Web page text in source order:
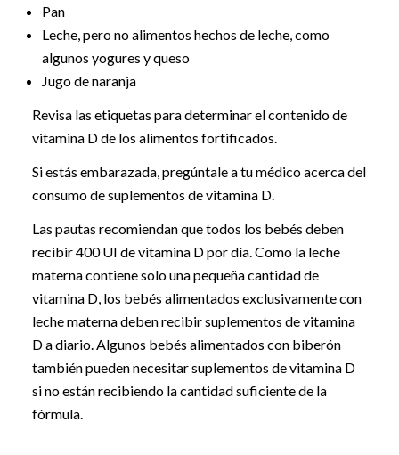
Pan
Leche, pero no alimentos hechos de leche, como
algunos yogures y queso
Jugo de naranja
Revisa las etiquetas para determinar el contenido de
vitamina D de los alimentos fortificados.
Si estás embarazada, pregúntale a tu médico acerca del
consumo de suplementos de vitamina D.
Las pautas recomiendan que todos los bebés deben
recibir 400 UI de vitamina D por día. Como la leche
materna contiene solo una pequeña cantidad de
vitamina D, los bebés alimentados exclusivamente con
leche materna deben recibir suplementos de vitamina
D a diario. Algunos bebés alimentados con biberón
también pueden necesitar suplementos de vitamina D
si no están recibiendo la cantidad suficiente de la
fórmula.